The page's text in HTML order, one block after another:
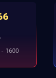
- 1600